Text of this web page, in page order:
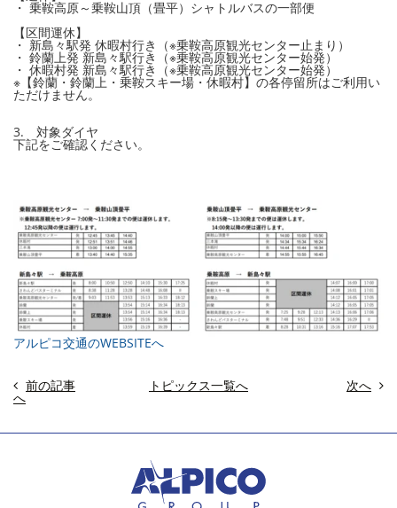
・ 乗鞍高原～乗鞍山頂（畳平）シャトルバスの一部便
【区間運休】
・ 新島々駅発 休暇村行き（※乗鞍高原観光センター止まり）
・ 鈴蘭上発 新島々駅行き（※乗鞍高原観光センター始発）
・ 休暇村発 新島々駅行き（※乗鞍高原観光センター始発）
※【鈴蘭・鈴蘭上・乗鞍スキー場・休暇村】の各停留所はご利用い
ただけません。
3. 対象ダイヤ
下記をご確認ください。
アルピコ交通のWEBSITEへ
前の記事
へ
トピックス一覧へ 次へ